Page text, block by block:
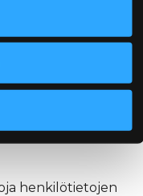
tai järjestelyssä
henkilötietojen